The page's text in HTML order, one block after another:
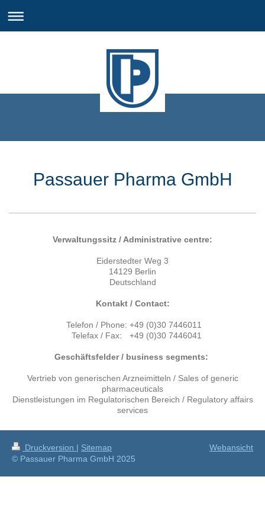
Passauer Pharma GmbH
Verwaltungssitz / Administrative centre:
Eiderstedter Weg 3
14129 Berlin
Deutschland
Kontakt / Contact:
Telefon / Phone: +49 (0)30 7446011
Telefax / Fax:
+49 (0)30 7446041
Geschäftsfelder / business segments:
Vertrieb von generischen Arzneimitteln / Sales of generic
pharmaceuticals
Dienstleistungen im Regulatorischen Bereich / Regulatory affairs
services
Druckversion | Sitemap
© Passauer Pharma GmbH 2025
Webansicht